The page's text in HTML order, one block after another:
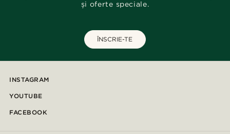
și oferte speciale.
ÎNSCRIE-TE
INSTAGRAM
YOUTUBE
FACEBOOK